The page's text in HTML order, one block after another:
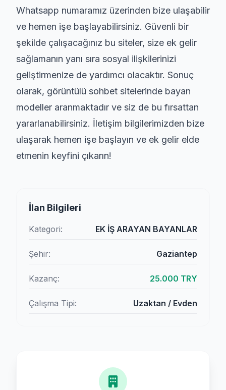
Whatsapp numaramız üzerinden bize ulaşabilir
ve hemen işe başlayabilirsiniz. Güvenli bir
şekilde çalışacağınız bu siteler, size ek gelir
sağlamanın yanı sıra sosyal ilişkilerinizi
geliştirmenize de yardımcı olacaktır. Sonuç
olarak, görüntülü sohbet sitelerinde bayan
modeller aranmaktadır ve siz de bu fırsattan
yararlanabilirsiniz. İletişim bilgilerimizden bize
ulaşarak hemen işe başlayın ve ek gelir elde
etmenin keyfini çıkarın!
İlan Bilgileri
Kategori: EK İŞ ARAYAN BAYANLAR
Şehir: Gaziantep
Kazanç: 25.000 TRY
Çalışma Tipi: Uzaktan / Evden